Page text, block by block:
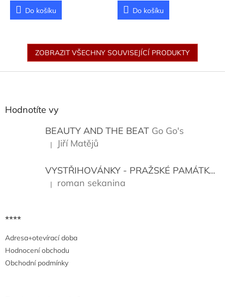
Do košíku Do košíku
ZOBRAZIT VŠECHNY SOUVISEJÍCÍ PRODUKTY
Hodnotíte vy
BEAUTY AND THE BEAT Go Go's
Hodnocení produktu je 5 z 5 hvězdiček.
| Jiří Matějů
VYSTŘIHOVÁNKY - PRAŽSKÉ PAMÁTKY
Hodnocení produktu je 5 z 5 hvězdiček.
| roman sekanina
****
Adresa+otevírací doba
Hodnocení obchodu
Obchodní podmínky